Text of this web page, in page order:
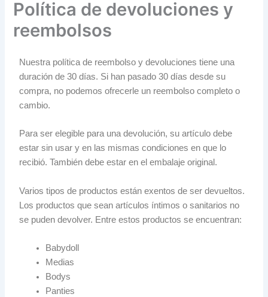
Política de devoluciones y
reembolsos
Nuestra política de reembolso y devoluciones tiene una
duración de 30 días. Si han pasado 30 días desde su
compra, no podemos ofrecerle un reembolso completo o
cambio.
Para ser elegible para una devolución, su artículo debe
estar sin usar y en las mismas condiciones en que lo
recibió. También debe estar en el embalaje original.
Varios tipos de productos están exentos de ser devueltos.
Los productos que sean artículos íntimos o sanitarios no
se puden devolver. Entre estos productos se encuentran:
Babydoll
Medias
Bodys
Panties